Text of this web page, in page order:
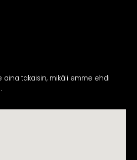
aina takaisin, mikäli emme ehdi